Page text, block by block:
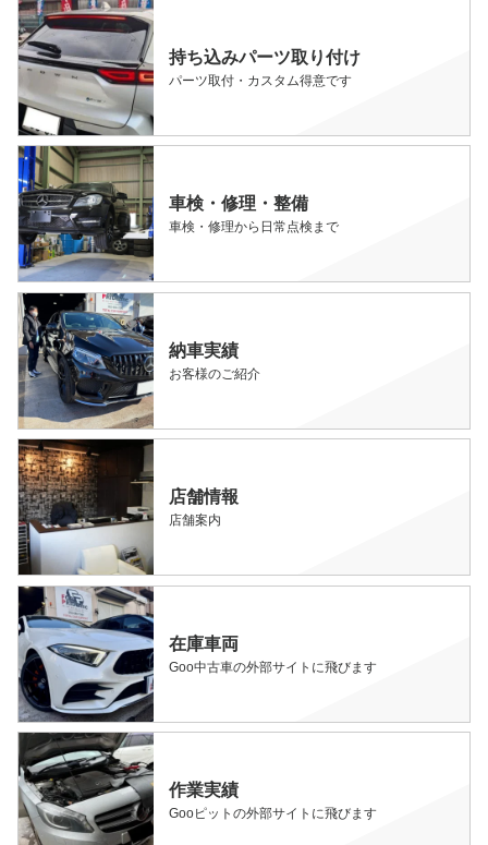
持ち込みパーツ取り付け
パーツ取付・カスタム得意です
車検・修理・整備
車検・修理から日常点検まで
納車実績
お客様のご紹介
店舗情報
店舗案内
在庫車両
Goo中古車の外部サイトに飛びます
作業実績
Gooピットの外部サイトに飛びます